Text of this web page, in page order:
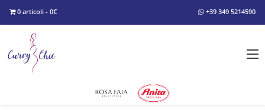
0 articoli - 0€ +39 349 5214590